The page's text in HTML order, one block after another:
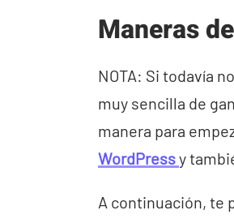
Maneras
NOTA: Si todavía
muy sencilla de
manera para
WordPressy
A continuación, te